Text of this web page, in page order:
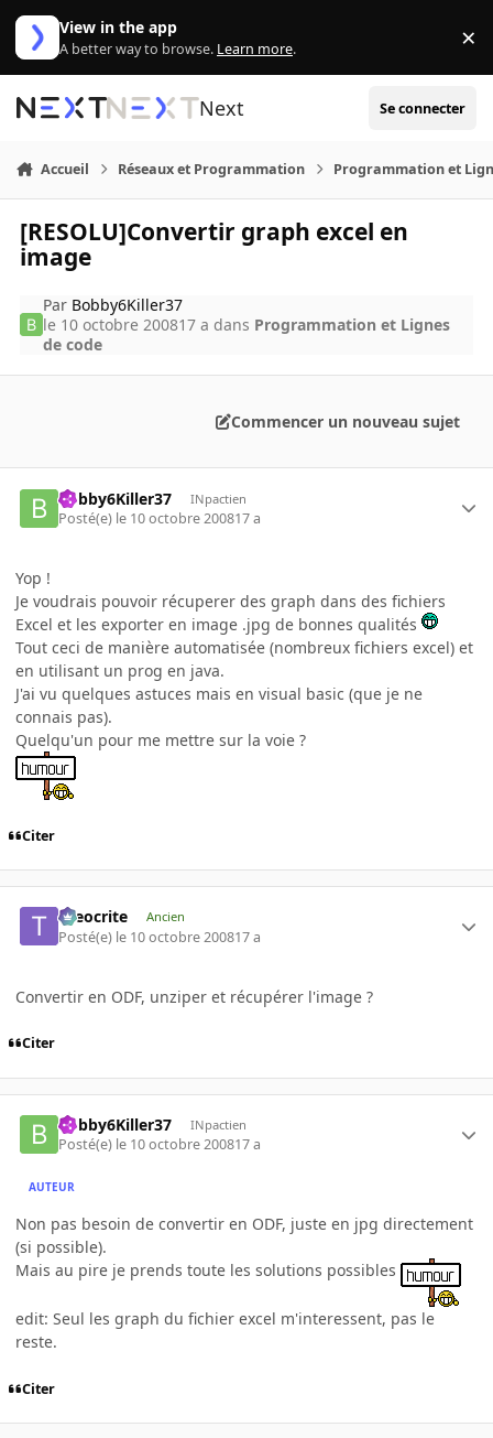
Aller au contenu
View in the app
A better way to browse. Learn more. ×
Next Se connecter
Accueil Réseaux et Programmation Programmation et
[RESOLU]Convertir graph excel en
image
Par Bobby6Killer37
le 10 octobre 200817 a dans Programmation et Lignes
de code
Commencer un nouveau sujet
Bobby6Killer37 INpactien
Posté(e) le 10 octobre 200817 a
Yop !
Je voudrais pouvoir récuperer des graph dans des fichiers
Excel et les exporter en image .jpg de bonnes qualités
Tout ceci de manière automatisée (nombreux fichiers excel) et
en utilisant un prog en java.
J'ai vu quelques astuces mais en visual basic (que je ne
connais pas).
Quelqu'un pour me mettre sur la voie ?
Citer
theocrite Ancien
Posté(e) le 10 octobre 200817 a
Convertir en ODF, unziper et récupérer l'image ?
Citer
Bobby6Killer37 INpactien
Posté(e) le 10 octobre 200817 a
AUTEUR
Non pas besoin de convertir en ODF, juste en jpg directement
(si possible).
Mais au pire je prends toute les solutions possibles
edit: Seul les graph du fichier excel m'interessent, pas le
reste.
Citer